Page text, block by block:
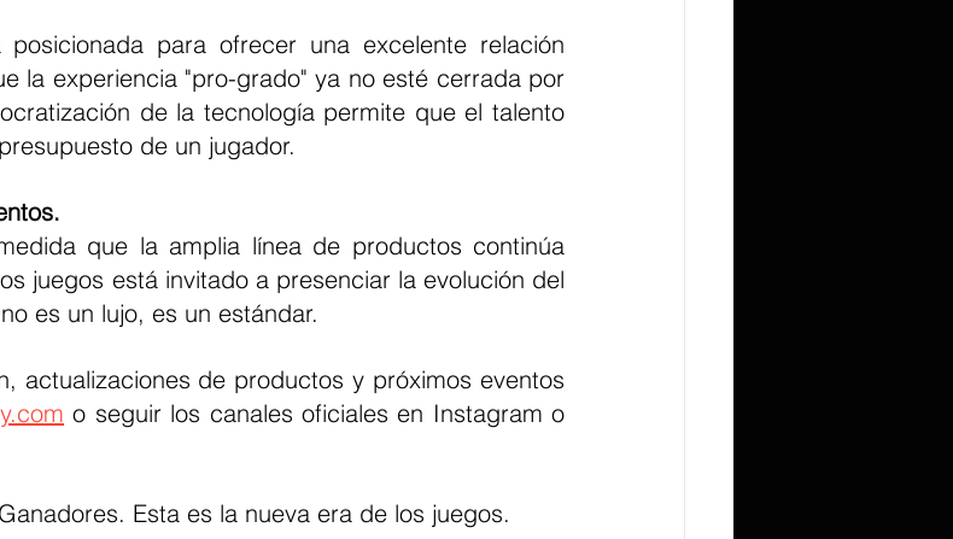
la experiencia "pro-grado" ya no esté cerrada por
de la tecnología permite que el talento
de un jugador.
juegos está invitado a presenciar la evolución del
es un lujo, es un estándar.
o seguir los canales oficiales en Instagram o
Esta es la nueva era de los juegos.